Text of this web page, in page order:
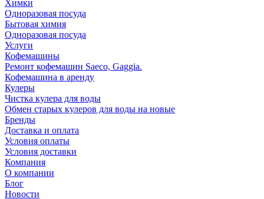
Химки
Одноразовая посуда
Бытовая химия
Одноразовая посуда
Услуги
Кофемашины
Ремонт кофемашин Saeco, Gaggia.
Кофемашина в аренду
Кулеры
Чистка кулера для воды
Обмен старых кулеров для воды на новые
Бренды
Доставка и оплата
Условия оплаты
Условия доставки
Компания
О компании
Блог
Новости